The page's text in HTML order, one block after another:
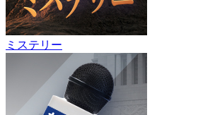
ミステリー